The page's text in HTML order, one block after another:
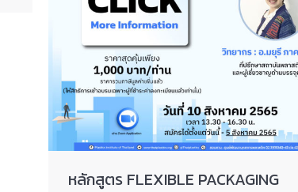
หลักสูตร FLEXIBLE PACKAGING